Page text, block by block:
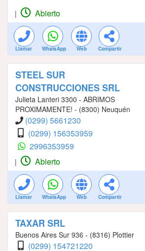
| Abierto
Llamar WhatsApp Web Compartir
STEEL SUR
CONSTRUCCIONES SRL
Julieta Lanteri 3300 - ABRIMOS
PROXIMAMENTE! - (8300) Neuquén
(0299) 5661230
(0299) 156353959
2996353959
| Abierto
Llamar WhatsApp Web Compartir
TAXAR SRL
Buenos Aires Sur 936 - (8316) Plottier
(0299) 154721220